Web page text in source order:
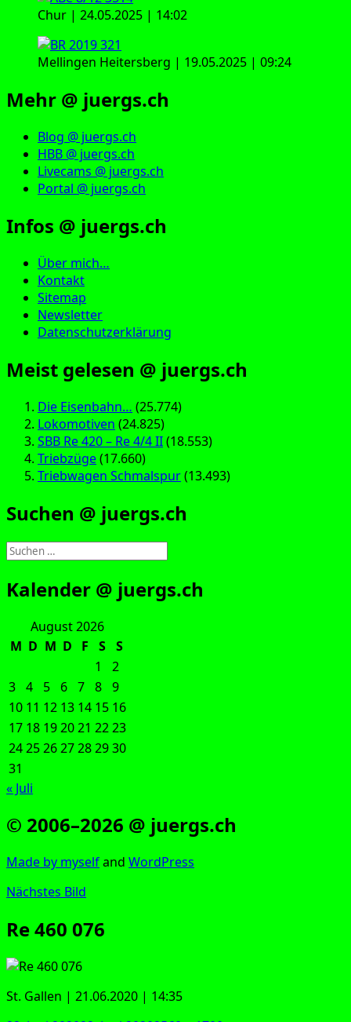
Chur | 24.05.2025 | 14:02
Mellingen Heitersberg | 19.05.2025 | 09:24
Mehr @ juergs.ch
Blog @ juergs.ch
HBB @ juergs.ch
Livecams @ juergs.ch
Portal @ juergs.ch
Infos @ juergs.ch
Über mich…
Kontakt
Sitemap
Newsletter
Datenschutzerklärung
Meist gelesen @ juergs.ch
Die Eisenbahn… (25.774)
Lokomotiven (24.825)
SBB Re 420 – Re 4/4 II(18.553)
Triebzüge(17.660)
Triebwagen Schmalspur(13.493)
Suchen @ juergs.ch
Suchen
nach:
Kalender @ juergs.ch
August 2026
M D M D F S
S
1
2
3 4 5 6 7 8 9
10 11 12 13 14 15 16
17 18 192021 2223
24252627282930
31
« Juli
© 2006–2026 @ juergs.ch
Made by mys­elfand Word­Press
Nächstes Bild
Re 460 076
St. Gal­len | 21.06.2020 | 14:35